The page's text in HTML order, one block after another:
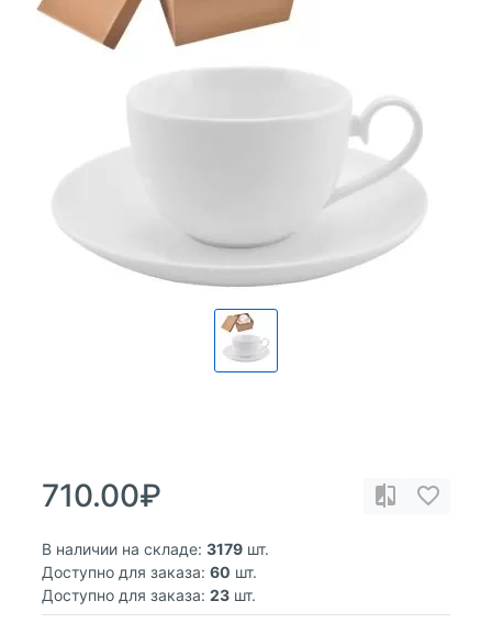
710.00₽
В наличии на складе: 3179 шт.
Доступно для заказа: 60 шт.
Доступно для заказа: 23 шт.